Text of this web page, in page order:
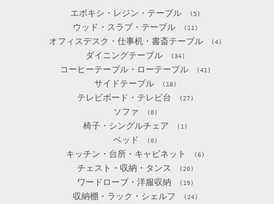
エポキシ・レジン・テーブル (5)
ウッド・スラブ・テーブル (11)
オフィスデスク・仕事机・書斎テーブル (4)
ダイニングテーブル (34)
コーヒーテーブル・ローテーブル (41)
サイドテーブル (18)
テレビボード・テレビ台 (27)
ソファ (0)
椅子・シングルチェア (1)
ベッド (0)
キッチン・台所・キャビネット (6)
チェスト・収納・タンス (20)
ワードローブ・洋服収納 (19)
収納棚・ラック・シェルフ (24)